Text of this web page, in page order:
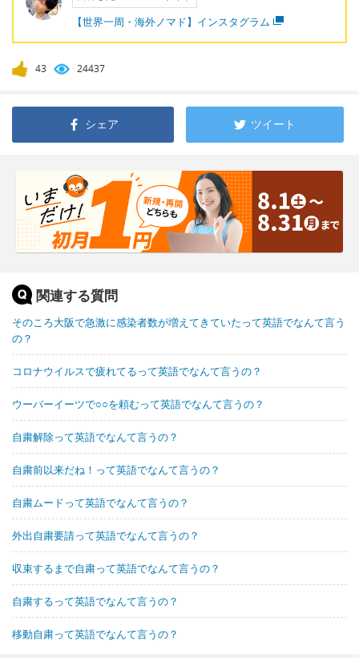
【世界一周・海外ノマド】インスタグラム
43 24437
シェア ツイート
関連する質問
そのころ大阪で急激に感染者数が増えてきていたって英語でなんて言う
の？
コロナウイルスで疲れてるって英語でなんて言うの？
ウーバーイーツで○○を頼むって英語でなんて言うの？
自粛解除って英語でなんて言うの？
自粛前以来だね！って英語でなんて言うの？
自粛ムードって英語でなんて言うの？
外出自粛要請って英語でなんて言うの？
収束するまで自粛って英語でなんて言うの？
自粛するって英語でなんて言うの？
移動自粛って英語でなんて言うの？